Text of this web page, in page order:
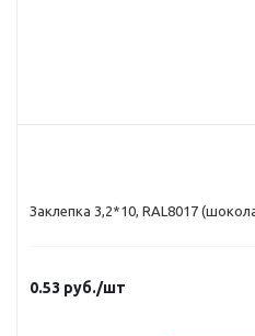
Заклепка 3,2*10, RAL8017
0.53 руб./шт